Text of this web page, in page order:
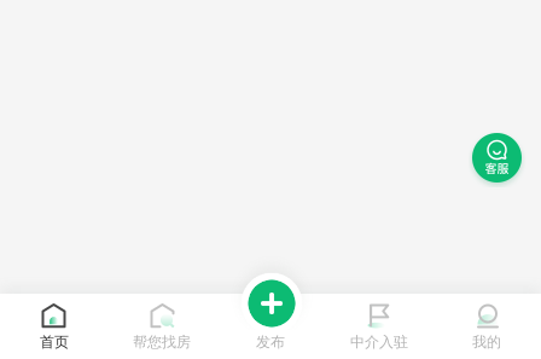
首页 帮您找房 发布 中介入驻 我的